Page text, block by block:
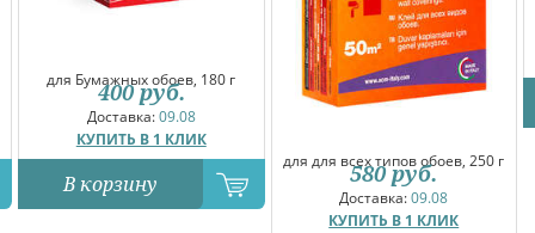
для Бумажных обоев, 180 г
Доставка:09.08
КУПИТЬ В 1 КЛИК
400 руб.
В корзину
для для всех типов обоев, 250 г
Доставка:09.08
КУПИТЬ В 1 КЛИК
580 руб.